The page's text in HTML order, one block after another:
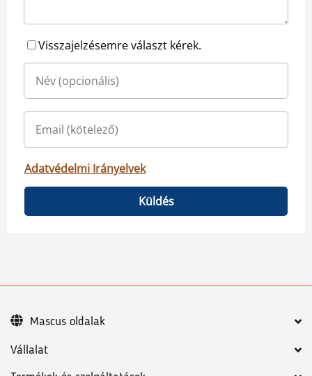
Visszajelzésemre választ kérek.
Adatvédelmi Irányelvek
Küldés
Vállalat
Mascus oldalak